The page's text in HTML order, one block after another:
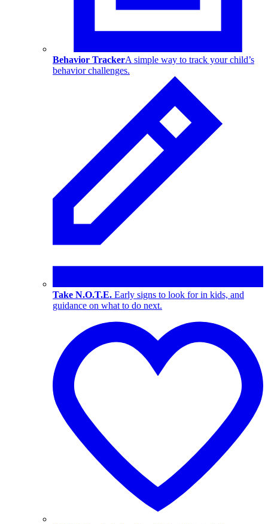
Behavior TrackerA simple way to track your child’s
behavior challenges.
Take N.O.T.E. Early signs to look for in kids, and
guidance on what to do next.